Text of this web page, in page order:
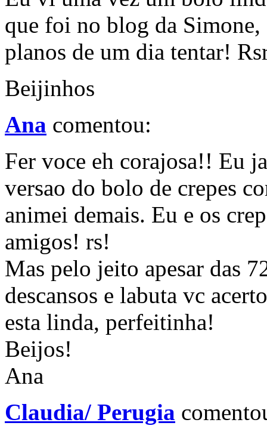
que foi no blog da
planos de um dia tentar!
Beijinhos
Ana comentou:
Fer voce eh corajosa!! Eu
versao do bolo de crepes
animei demais. Eu e os
amigos! rs!
Mas pelo jeito apesar das
descansos e labuta vc
esta linda, perfeitinha!
Beijos!
Ana
Claudia/ Perugia